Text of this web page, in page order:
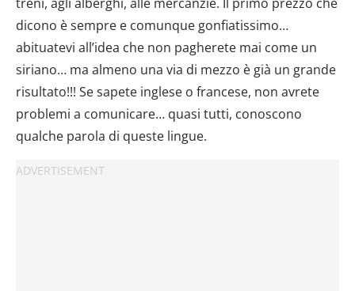
dicono è sempre e comunque gonfiatissimo…
abituatevi all’idea che non pagherete mai come un
siriano… ma almeno una via di mezzo è già un grande
risultato!!! Se sapete inglese o francese, non avrete
problemi a comunicare… quasi tutti, conoscono
qualche parola di queste lingue.